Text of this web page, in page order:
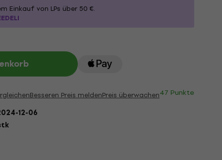
Einkauf von LPs über 50 €.
Besseren Preis meldenPreis überwachen47 Punkte
12-06